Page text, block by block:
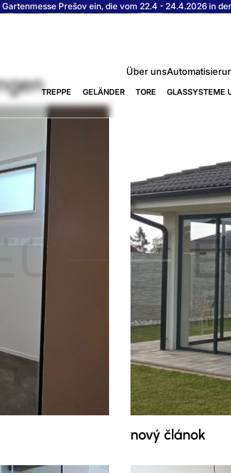
Gartenmesse Prešov ein, die vom 22.4 - 24.4.2026 in
Über uns
TREPPE GELÄNDER TORE GLASSYSTEME
nový článok